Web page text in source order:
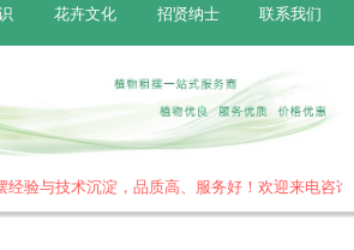
花卉文化 招贤纳士 联系我们
与技术沉淀，品质高、服务好！欢迎来电咨询。